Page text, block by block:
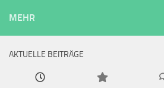
MEHR
AKTUELLE BEITRÄGE